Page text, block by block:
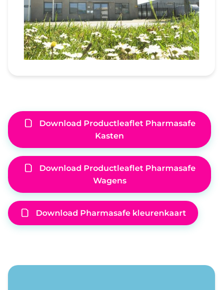
Download Productleaflet Pharmasafe
Kasten
Download Productleaflet Pharmasafe
Wagens
Download Pharmasafe kleurenkaart